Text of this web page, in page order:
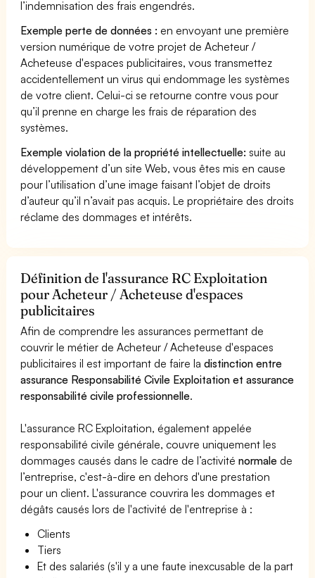
l’indemnisation des frais engendrés.
Exemple perte de données : en envoyant une première
version numérique de votre projet de Acheteur /
Acheteuse d'espaces publicitaires, vous transmettez
accidentellement un virus qui endommage les systèmes
de votre client. Celui-ci se retourne contre vous pour
qu’il prenne en charge les frais de réparation des
systèmes.
Exemple violation de la propriété intellectuelle: suite au
développement d’un site Web, vous êtes mis en cause
pour l’utilisation d’une image faisant l’objet de droits
d’auteur qu’il n’avait pas acquis. Le propriétaire des droits
réclame des dommages et intérêts.
Définition de l'assurance RC Exploitation
pour Acheteur / Acheteuse d'espaces
publicitaires
Afin de comprendre les assurances permettant de
couvrir le métier de Acheteur / Acheteuse d'espaces
publicitaires il est important de faire ladistinction entre
assurance Responsabilité Civile Exploitation et assurance
responsabilité civile professionnelle.
L'assurance RC Exploitation, également appelée
responsabilité civile générale, couvre uniquement les
dommages causés dans le cadre de l’activiténormale de
l’entreprise, c'est-à-dire en dehors d'une prestation
pour un client. L'assurance couvrira les dommages et
dégâts causés lors de l'activité de l'entreprise à :
Clients
Tiers
Et des salariés (s'il y a une faute inexcusable de la part